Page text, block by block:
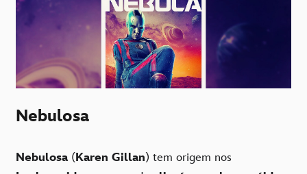
Nebulosa
Nebulosa (Karen Gillan) tem origem nos